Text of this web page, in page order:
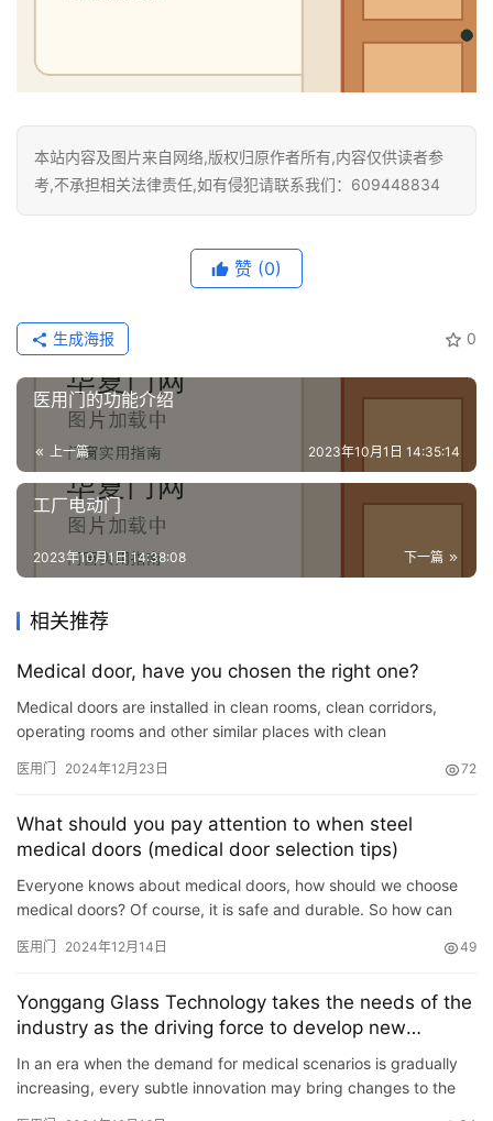
本站内容及图片来自网络,版权归原作者所有,内容仅供读者参
考,不承担相关法律责任,如有侵犯请联系我们：609448834
赞 (0)
0
生成海报
医用门的功能介绍
上一篇 2023年10月1日 14:35:14
工厂电动门
下一篇
2023年10月1日 14:38:08
相关推荐
Medical door, have you chosen the right one?
Medical doors are installed in clean rooms, clean corridors,
operating rooms and other similar places with clean
specific …
医用门 2024年12月23日 72
What should you pay attention to when steel
medical doors (medical door selection tips)
Everyone knows about medical doors, how should we choose
medical doors? Of course, it is safe and durable. So how can
Bell…
医用门 2024年12月14日 49
Yonggang Glass Technology takes the needs of the
industry as the driving force to develop new
production methods for medical door glass.
In an era when the demand for medical scenarios is gradually
increasing, every subtle innovation may bring changes to the